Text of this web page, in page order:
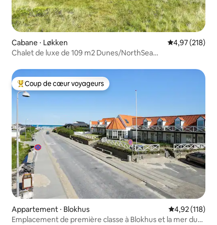
Cabane ⋅ Løkken Évaluation
4,97 (218)
Chalet de luxe de 109 m2 Dunes/NorthSea
Coups de cœur voyageurs les plus appréciés
Coup de cœur voyageurs
Appartement ⋅ Blokhus Évaluation
4,92 (118)
Emplacement de première classe à Blokhus et la mer du